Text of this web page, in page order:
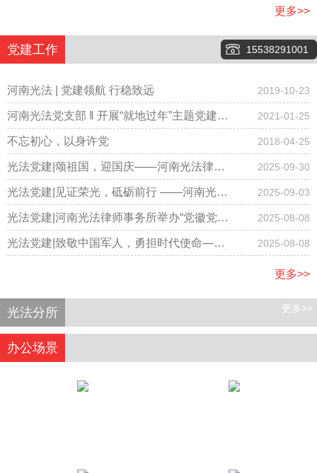
更多>>
党建工作 15538291001
河南光法 | 党建领航 行稳致远 2019-10-23
河南光法党支部 ‖ 开展“就地过年”主题党建会
议，倡导春节期间少聚集、“云拜年”！
2021-01-25
不忘初心，以身许党 2018-04-25
光法党建|颂祖国，迎国庆——河南光法律师
事务所隆重召开国庆节庆祝大会
2025-09-30
光法党建|见证荣光，砥砺前行 ——河南光法
律师事务所律师集体观看阅兵仪式
2025-09-03
光法党建|河南光法律师事务所举办“党徽党旗
有规范，学习践行记心间”专题学习主题党日
2025-08-08
光法党建|致敬中国军人，勇担时代使命—— 2025-08-08
更多>>
光法分所 更多>>
办公场景